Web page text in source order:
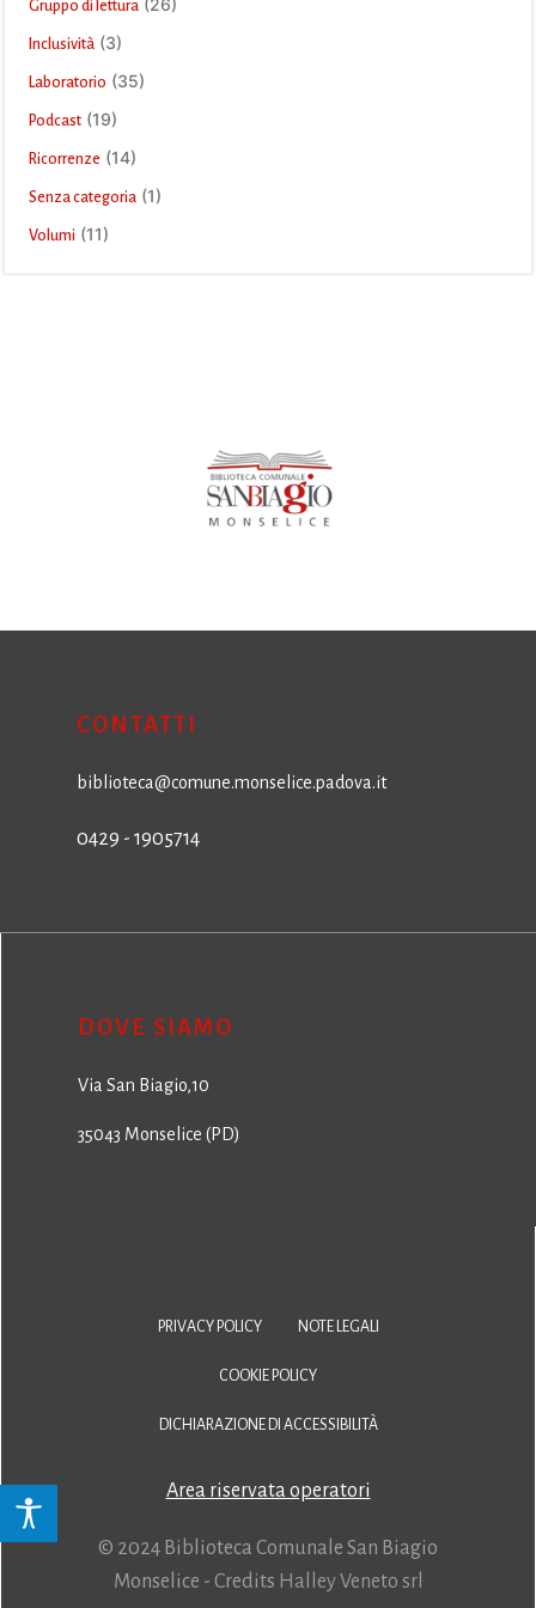
Gruppo di lettura (26)
Inclusività (3)
Laboratorio (35)
Podcast (19)
Ricorrenze (14)
Senza categoria (1)
Volumi (11)
CONTATTI
biblioteca@comune.monselice.padova.it
0429 - 1905714
DOVE SIAMO
Via San Biagio,10
35043 Monselice (PD)
PRIVACY POLICY NOTE LEGALI
COOKIE POLICY
DICHIARAZIONE DI ACCESSIBILITÀ
Area riservata operatori
© 2024 Biblioteca Comunale San Biagio
Monselice - Credits Halley Veneto srl